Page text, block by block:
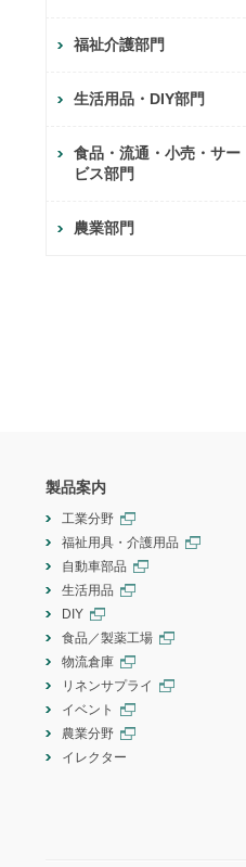
福祉介護部門
生活用品・DIY部門
食品・流通・小売・サー
ビス部門
農業部門
製品案内
工業分野
福祉用具・介護用品
自動車部品
生活用品
DIY
食品／製薬工場
物流倉庫
リネンサプライ
イベント
農業分野
イレクター